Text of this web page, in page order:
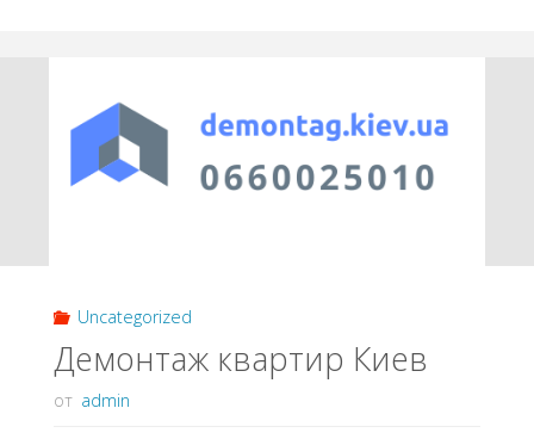
Uncategorized
Демонтаж квартир Киев
от admin